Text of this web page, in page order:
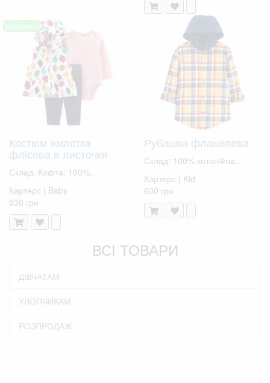
новинка!
Костюм жилетка
флісова в листочки
Склад: Кофта: 100%..
Картерс | Baby
530 грн
Рубашка фланелева
Склад: 100% котонФла..
Картерс | Kid
600 грн
ВСІ ТОВАРИ
ДІВЧАТАМ
ХЛОПЧИКАМ
РОЗПРОДАЖ